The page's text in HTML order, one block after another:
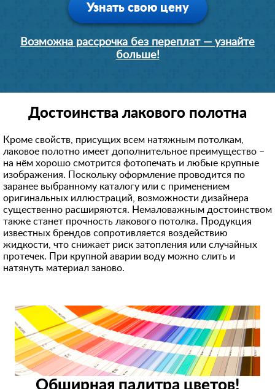
Узнать свою цену
Возможна рассрочка без переплат — узнайте
больше!
Достоинства лакового полотна
Кроме свойств, присущих всем натяжным потолкам,
лаковое полотно имеет дополнительное преимущество –
на нём хорошо смотрится фотопечать и любые крупные
изображения. Поскольку оформление проводится по
заранее выбранному каталогу или с применением
оригинальных иллюстраций, возможности дизайнера
существенно расширяются. Немаловажным достоинством
также станет прочность лакового потолка. Продукция
известных брендов сопротивляется воздействию
жидкости, что снижает риск затопления или случайных
протечек. При крупной аварии воду можно слить и
натянуть материал заново.
Обширная палитра цветов!